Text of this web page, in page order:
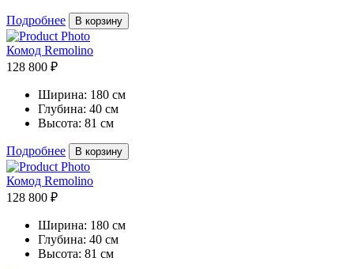
Подробнее В корзину
Комод Remolino
128 800 ₽
Ширина: 180 см
Глубина: 40 см
Высота: 81 см
Подробнее В корзину
Комод Remolino
128 800 ₽
Ширина: 180 см
Глубина: 40 см
Высота: 81 см